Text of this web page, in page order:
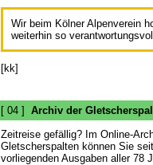
Wir beim Kölner Alpenverein
weiterhin so
[kk]
[ 04 ] Archiv der
Zeitreise gefällig? Im Online-
Gletscherspalten können Sie
vorliegenden Ausgaben aller 78